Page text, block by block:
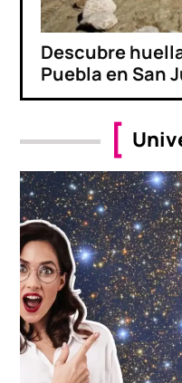
Descubre
Puebla en San